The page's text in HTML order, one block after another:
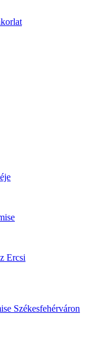
Ercsi
Székesfehérváron